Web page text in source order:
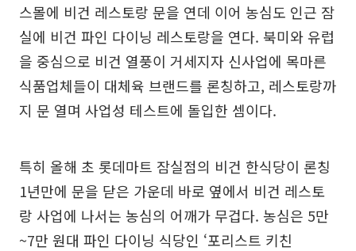
스몰에 비건 레스토랑 문을 연데 이어 농심도 인근 잠
실에 비건 파인 다이닝 레스토랑을 연다. 북미와 유럽
을 중심으로 비건 열풍이 거세지자 신사업에 목마른
식품업체들이 대체육 브랜드를 론칭하고, 레스토랑까
지 문 열며 사업성 테스트에 돌입한 셈이다.
특히 올해 초 롯데마트 잠실점의 비건 한식당이 론칭
1년만에 문을 닫은 가운데 바로 옆에서 비건 레스토
랑 사업에 나서는 농심의 어깨가 무겁다. 농심은 5만
~7만 원대 파인 다이닝 식당인 ‘포리스트 키친